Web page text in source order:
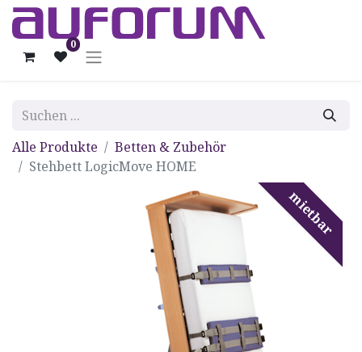
0
Alle Produkte
Betten & Zubehör
Stehbett LogicMove HOME
mietbar